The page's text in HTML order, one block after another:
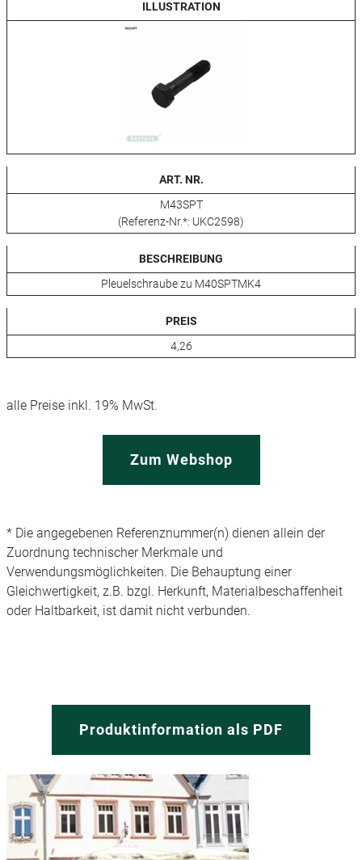
ILLUSTRATION
ART. NR.
M43SPT
(Referenz-Nr.*: UKC2598)
BESCHREIBUNG
Pleuelschraube zu M40SPTMK4
PREIS
4,26
alle Preise inkl. 19% MwSt.
Zum Webshop
* Die angegebenen Referenznummer(n) dienen allein der
Zuordnung technischer Merkmale und
Verwendungsmöglichkeiten. Die Behauptung einer
Gleichwertigkeit, z.B. bzgl. Herkunft, Materialbeschaffenheit
oder Haltbarkeit, ist damit nicht verbunden.
Produktinformation als PDF